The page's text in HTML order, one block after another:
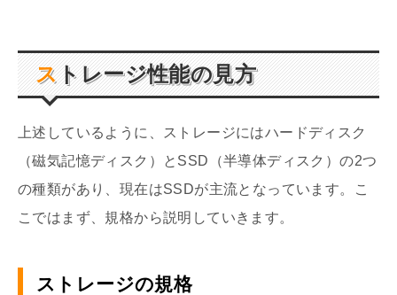
ストレージ性能の見方
上述しているように、ストレージにはハードディスク
（磁気記憶ディスク）とSSD（半導体ディスク）の2つ
の種類があり、現在はSSDが主流となっています。こ
こではまず、規格から説明していきます。
ストレージの規格